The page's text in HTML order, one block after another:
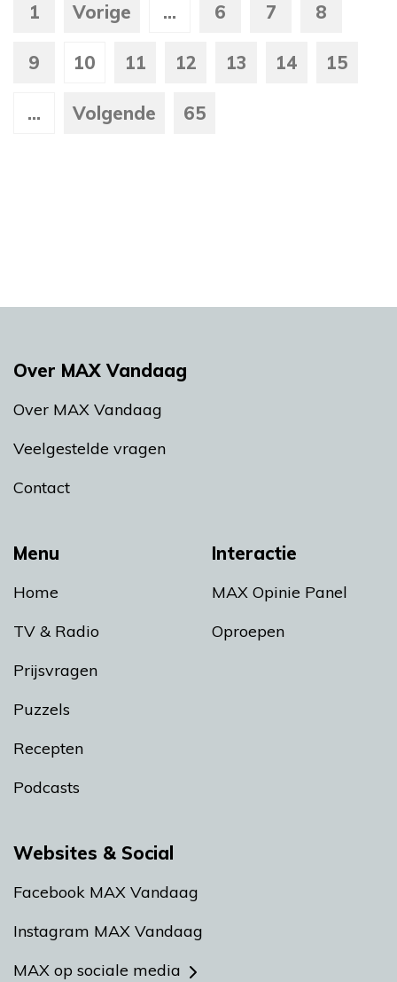
1 Vorige ... 6 7 8
9 10 11 12 13 14 15
... Volgende 65
Menu
Home
TV & Radio
Prijsvragen
Puzzels
Recepten
Podcasts
Interactie
MAX Opinie Panel
Oproepen
Over MAX Vandaag
Over MAX Vandaag
Veelgestelde vragen
Contact
Websites & Social
Facebook MAX Vandaag
Instagram MAX Vandaag
MAX op sociale media